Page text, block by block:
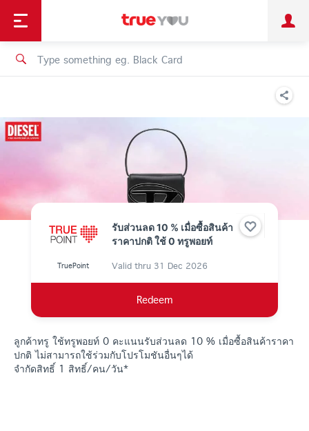
Personal Business
Shopping
เทรนด์เทคโนโลยี
รับส่วนลด 10 % เมื่อซื้อสินค้า
ราคาปกติ ใช้ 0 ทรูพอยท์
TruePoint Valid thru 31 Dec 2026
Redeem
ลูกค้าทรู ใช้ทรูพอยท์ 0 คะแนนรับส่วนลด 10 % เมื่อซื้อสินค้าราคา
ปกติ ไม่สามารถใช้ร่วมกับโปรโมชันอื่นๆได้
จำกัดสิทธิ์ 1 สิทธิ์/คน/วัน*